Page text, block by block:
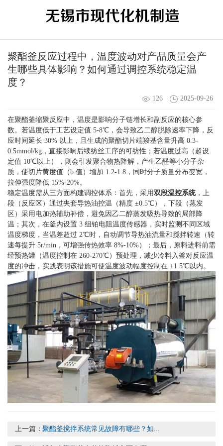
聚酯釜反应过程中，温度波动对产品质量会产
生哪些具体影响？如何通过调控系统稳定温
度？
126 2025-09-26
在聚酯釜缩聚反应中，温度是影响分子链增长和副反应的核心参
数。若温度低于工艺设定值 5-8℃，会导致乙二醇脱除速率下降，反
应时间延长 30% 以上，且生成的聚酯切片端羧基含量升高 0.3-
0.5mmol/kg，直接影响后续纺丝工序的可纺性；若温度过高（超设
定值 10℃以上），则会引发聚合物热降解，产生乙醛等小分子杂
质，使切片黄度值（b 值）增加 1.2-1.8，同时分子质量分布变宽，
拉伸强度降低 15%-20%。
稳定温度需从三方面构建调控体系：首先，采用双段温控系统，上
段（反应区）通过夹套导热油控温（精度 ±0.5℃），下段（蒸发
区）采用电加热辅助补偿，避免因乙二醇蒸发吸热导致的局部降
温；其次，在釜内设置 3 组铂电阻温度传感器，实时监测不同区域
温度梯度，当温差超过 2℃时，自动调节导热油流量和搅拌转速（转
速每提升 5r/min，可增强传热效率 8%-10%）；最后，原料进料前需
经预热罐（温度控制在 260-270℃）预处理，减少冷料入釜对反应温
度的冲击，实践表明该措施可使温度波动幅度控制在 ±1.5℃以内。
上一篇：聚酯釜搅拌系统常见故障有哪些？如...